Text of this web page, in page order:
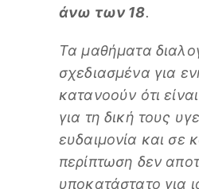
άνω των 18.
Τα μαθήματα
σχεδιασμένα για
κατανοούν ότι
για τη δική τους
ευδαιμονία και σε
περίπτωση δεν
υποκατάστατο για